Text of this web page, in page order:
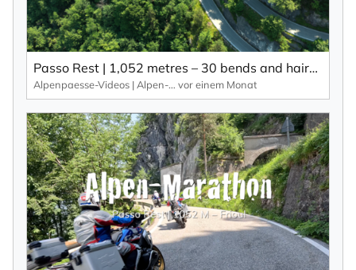
Passo Rest | 1,052 metres – 30 bends and hairpin bends and a narrow road characterise this Alpine pass.
Alpenpaesse-Videos | Alpen-Marathon vor einem Monat